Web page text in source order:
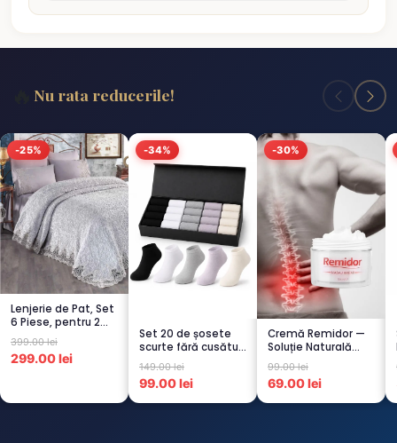
Nu rata reducerile!
-25%
Lenjerie de Pat, Set
6 Piese, pentru 2
persoana, GRI -1...
399.00 lei
299.00 lei
-34%
Set 20 de șosete
scurte fără cusături
pentru femei – 5...
149.00 lei
99.00 lei
-30%
Cremă Remidor —
Soluție Naturală
pentru Dureri de
Spate...
99.00 lei
69.00 lei